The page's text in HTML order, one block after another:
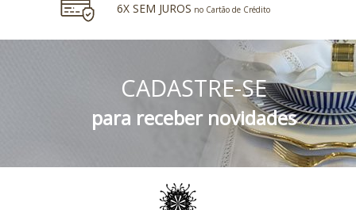
6X SEM JUROS no Cartão de Crédito
no Boleto Bancário e PIX
FRETE GRÁTIS Consulte o Regulamento
CADASTRE-SE
para receber novidades